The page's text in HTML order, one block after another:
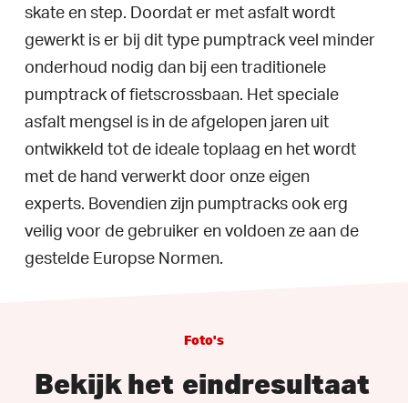
skate en step. Doordat er met asfalt wordt
gewerkt is er bij dit type pumptrack veel minder
onderhoud nodig dan bij een traditionele
pumptrack of fietscrossbaan. Het speciale
asfalt mengsel is in de afgelopen jaren uit
ontwikkeld tot de ideale toplaag en het wordt
met de hand verwerkt door onze eigen
experts. Bovendien zijn pumptracks ook erg
veilig voor de gebruiker en voldoen ze aan de
gestelde Europse Normen.
Foto's
Bekijk het eindresultaat